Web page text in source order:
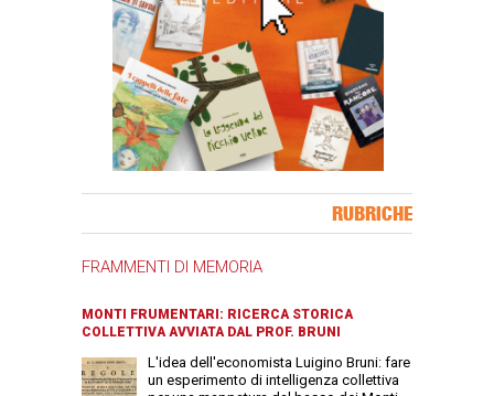
RUBRICHE
FRAMMENTI DI MEMORIA
MONTI FRUMENTARI: RICERCA STORICA
COLLETTIVA AVVIATA DAL PROF. BRUNI
L'idea dell'economista Luigino Bruni: fare
un esperimento di intelligenza collettiva